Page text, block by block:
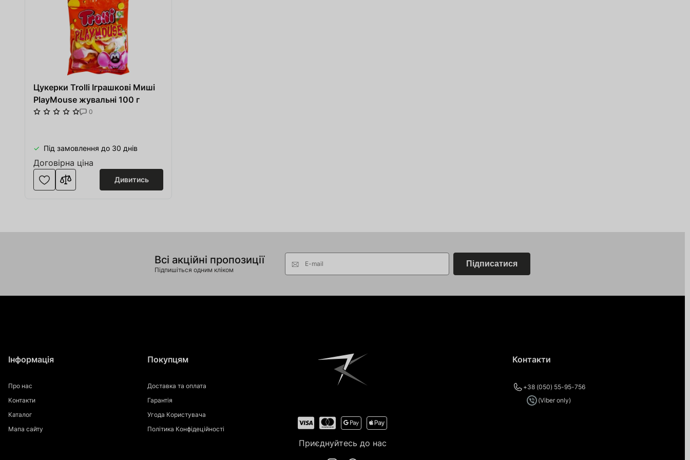
Цукерки Trolli Іграшкові Миші
PlayMouse жувальні 100 г
0
Під замовлення до 30 днів
Договірна ціна
Дивитись
Всі акційні пропозиції
Підпишіться одним кліком
E-mail Підписатися
Приєднуйтесь до нас
Інформація
Про нас
Контакти
Каталог
Мапа сайту
Покупцям
Доставка та оплата
Гарантія
Угода Користувача
Політика Конфідеційності
Контакти
+38 (050) 55-95-756
(Viber only)